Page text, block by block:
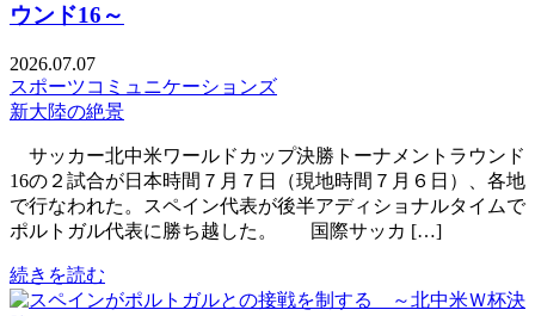
ウンド16～
2026.07.07
スポーツコミュニケーションズ
新大陸の絶景
サッカー北中米ワールドカップ決勝トーナメントラウンド
16の２試合が日本時間７月７日（現地時間７月６日）、各地
で行なわれた。スペイン代表が後半アディショナルタイムで
ポルトガル代表に勝ち越した。 国際サッカ […]
続きを読む